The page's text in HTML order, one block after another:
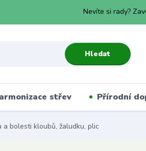
Hledat
Nevíte si rady?
střev Přírodní
bolesti kloubů, žaludku, plic